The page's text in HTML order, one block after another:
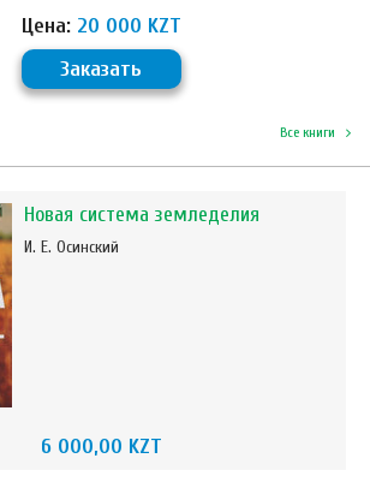
Цена:20 000 KZT
Заказать
Все книги
Новая система земледелия
И. Е. Осинский
6 000,00 KZT